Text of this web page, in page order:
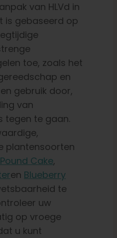
van HLVd in
is gebaseerd op
toe, zoals het
en
gebruik door,
van
tegen te gaan.
plantensoorten
Cake,
en Blueberry
te
uw
op vroege
u kunt